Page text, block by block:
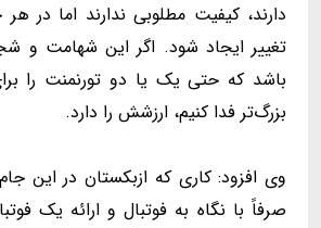
دارند، کیفیت مطلوبی ندارند اما در
تغییر ایجاد شود. اگر این شهامت و
باشد که حتی یک یا دو تورنمنت را
بزرگ‌تر فدا کنیم، ارزشش را دارد.
وی افزود: کاری که ازبکستان در این
صرفاً با نگاه به فوتبال و ارائه یک